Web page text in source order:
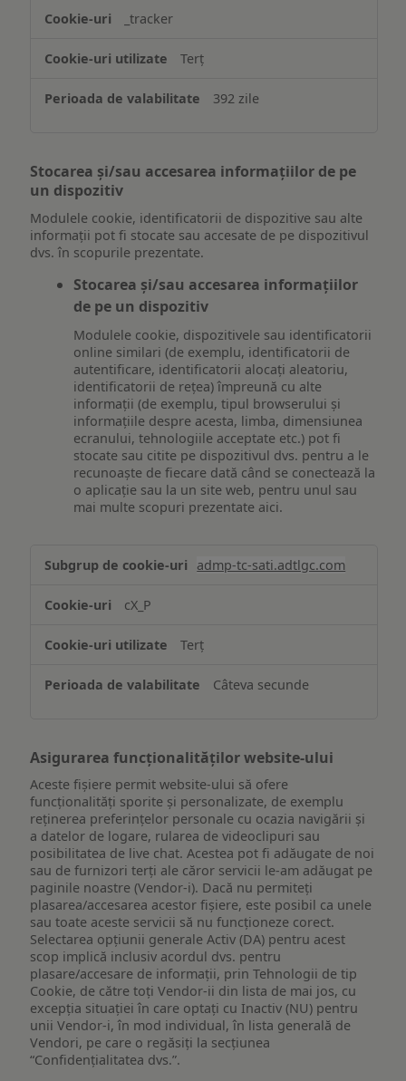
_tracker
Terț
392 zile
Stocarea și/sau accesarea informațiilor de pe
un dispozitiv
Modulele cookie, identificatorii de dispozitive sau alte
informații pot fi stocate sau accesate de pe dispozitivul
dvs. în scopurile prezentate.
Stocarea și/sau accesarea informațiilor
de pe un dispozitiv
Modulele cookie, dispozitivele sau identificatorii
online similari (de exemplu, identificatorii de
autentificare, identificatorii alocați aleatoriu,
identificatorii de rețea) împreună cu alte
informații (de exemplu, tipul browserului și
informațiile despre acesta, limba, dimensiunea
ecranului, tehnologiile acceptate etc.) pot fi
stocate sau citite pe dispozitivul dvs. pentru a le
recunoaște de fiecare dată când se conectează la
o aplicație sau la un site web, pentru unul sau
mai multe scopuri prezentate aici.
și/sau
informațiilor
pe
dispozitiv
admp-tc-sati.adtlgc.com
cX_P
Terț
Câteva secunde
Asigurarea funcționalităților website-ului
Aceste fișiere permit website-ului să ofere
funcționalități sporite și personalizate, de exemplu
reţinerea preferinţelor personale cu ocazia navigării și
a datelor de logare, rularea de videoclipuri sau
posibilitatea de live chat. Acestea pot fi adăugate de noi
sau de furnizori terți ale căror servicii le-am adăugat pe
paginile noastre (Vendor-i). Dacă nu permiteți
plasarea/accesarea acestor fișiere, este posibil ca unele
sau toate aceste servicii să nu funcționeze corect.
Selectarea opțiunii generale Activ (DA) pentru acest
scop implică inclusiv acordul dvs. pentru
plasare/accesare de informații, prin Tehnologii de tip
Cookie, de către toți Vendor-ii din lista de mai jos, cu
excepția situației în care optați cu Inactiv (NU) pentru
unii Vendor-i, în mod individual, în lista generală de
Vendori, pe care o regăsiți la secțiunea
“Confidențialitatea dvs.”.